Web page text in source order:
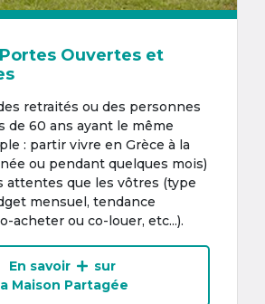
Ouvertes et
retraités ou des personnes
de 60 ans ayant le même
: partir vivre en Grèce à la
ou pendant quelques mois)
attentes que les vôtres (type
mensuel, tendance
acheter ou co-louer, etc...).
En savoir
sur
Maison Partagée